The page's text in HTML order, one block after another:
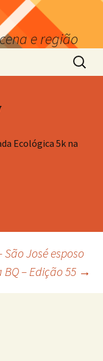
e região
por:
Ecológica 5k na
José esposo
BQ – Edição 55 →